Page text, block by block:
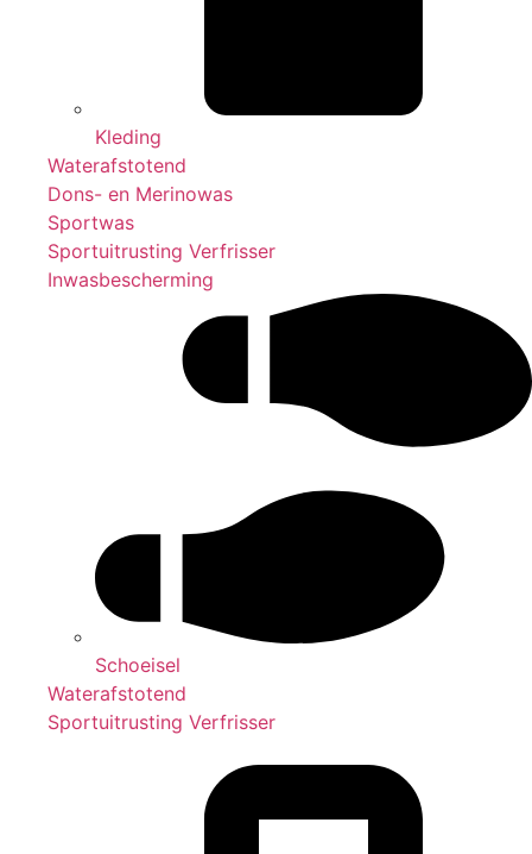
Kleding
Waterafstotend
Dons- en Merinowas
Sportwas
Sportuitrusting Verfrisser
Inwasbescherming
Schoeisel
Waterafstotend
Sportuitrusting Verfrisser